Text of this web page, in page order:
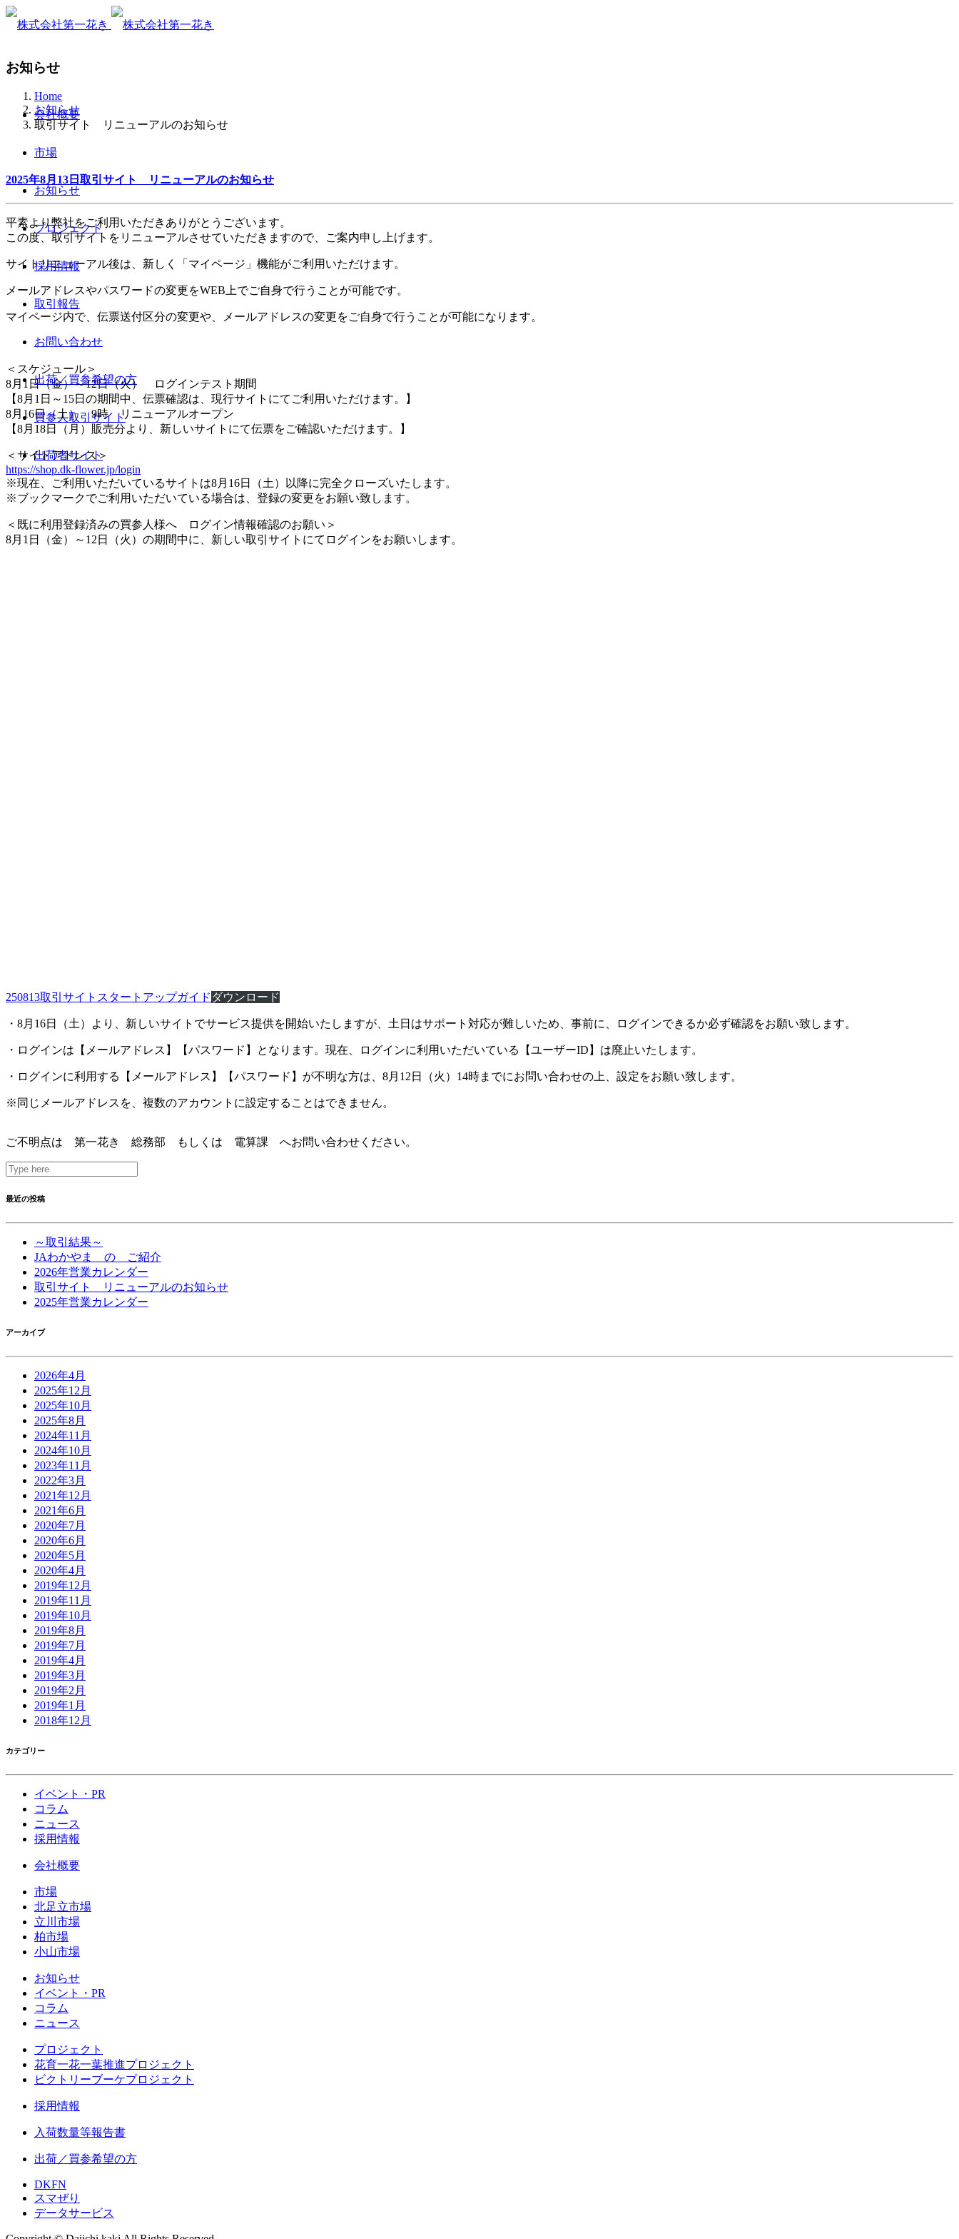
会社概要
市場
お知らせ
プロジェクト
採用情報
取引報告
お問い合わせ
出荷／買参希望の方
買参人取引サイト
出荷者サイト
お知らせ
Home
お知らせ
取引サイト リニューアルのお知らせ
2025年8月13日 取引サイト リニューアルのお知らせ
平素より弊社をご利用いただきありがとうございます。
この度、取引サイトをリニューアルさせていただきますので、ご案内申し上げます。
サイトリニューアル後は、新しく「マイページ」機能がご利用いただけます。
メールアドレスやパスワードの変更をWEB上でご自身で行うことが可能です。
マイページ内で、伝票送付区分の変更や、メールアドレスの変更をご自身で行うことが可能になります。
＜スケジュール＞
8月1日（金）～12日（火） ログインテスト期間
【8月1日～15日の期間中、伝票確認は、現行サイトにてご利用いただけます。】
8月16日（土） 9時 リニューアルオープン
【8月18日（月）販売分より、新しいサイトにて伝票をご確認いただけます。】
＜サイトアドレス＞
https://shop.dk-flower.jp/login
※現在、ご利用いただいているサイトは8月16日（土）以降に完全クローズいたします。
※ブックマークでご利用いただいている場合は、登録の変更をお願い致します。
＜既に利用登録済みの買参人様へ ログイン情報確認のお願い＞
8月1日（金）～12日（火）の期間中に、新しい取引サイトにてログインをお願いします。
250813取引サイトスタートアップガイド ダウンロード
・8月16日（土）より、新しいサイトでサービス提供を開始いたしますが、土日はサポート対応が難しいため、事前に、ログインできるか必ず確認をお願い致します。
・ログインは【メールアドレス】【パスワード】となります。現在、ログインに利用いただいている【ユーザーID】は廃止いたします。
・ログインに利用する【メールアドレス】【パスワード】が不明な方は、8月12日（火）14時までにお問い合わせの上、設定をお願い致します。
※同じメールアドレスを、複数のアカウントに設定することはできません。
ご不明点は 第一花き 総務部 もしくは 電算課 へお問い合わせください。
最近の投稿
～取引結果～
JAわかやま の ご紹介
2026年営業カレンダー
取引サイト リニューアルのお知らせ
2025年営業カレンダー
アーカイブ
2026年4月
2025年12月
2025年10月
2025年8月
2024年11月
2024年10月
2023年11月
2022年3月
2021年12月
2021年6月
2020年7月
2020年6月
2020年5月
2020年4月
2019年12月
2019年11月
2019年10月
2019年8月
2019年7月
2019年4月
2019年3月
2019年2月
2019年1月
2018年12月
カテゴリー
イベント・PR
コラム
ニュース
採用情報
会社概要
市場
北足立市場
立川市場
柏市場
小山市場
お知らせ
イベント・PR
コラム
ニュース
プロジェクト
花育一花一葉推進プロジェクト
ビクトリーブーケプロジェクト
採用情報
入荷数量等報告書
出荷／買参希望の方
DKFN
スマぜり
データサービス